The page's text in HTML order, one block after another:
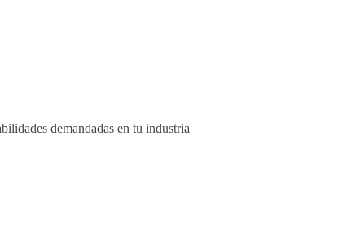
demandadas en tu industria